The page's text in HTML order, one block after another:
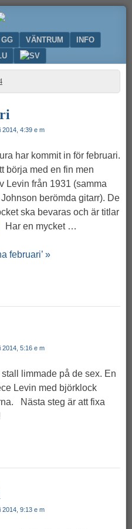
VÄNTRUM
INFO
2014, 4:39 e m
har kommit in för februari.
börja med en fin men
Levin från 1931 (samma
berömda gitarr). De
ska bevaras och är titlar
Har en mycket …
februari’ »
2014, 5:16 e m
limmade på de sex. En
Levin med björklock
Nästa steg är att fixa
2014, 9:13 e m